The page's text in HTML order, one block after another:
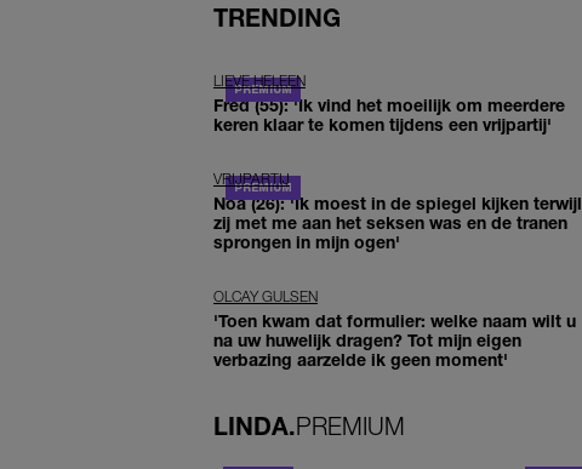
TRENDING
LIEVE HELEEN
Fred (55): 'Ik vind het moeilijk om meerdere
keren klaar te komen tijdens een vrijpartij'
VRIJPARTIJ
Noa (26): 'Ik moest in de spiegel kijken terwijl
zij met me aan het seksen was en de tranen
sprongen in mijn ogen'
OLCAY GULSEN
'Toen kwam dat formulier: welke naam wilt u
na uw huwelijk dragen? Tot mijn eigen
verbazing aarzelde ik geen moment'
LINDA.PREMIUM